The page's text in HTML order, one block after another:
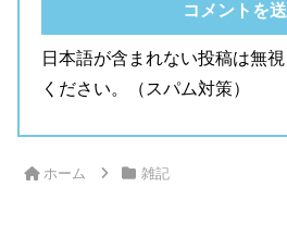
日本語が含まれない投稿は無
ください。（スパム対策）
ホーム 雑記